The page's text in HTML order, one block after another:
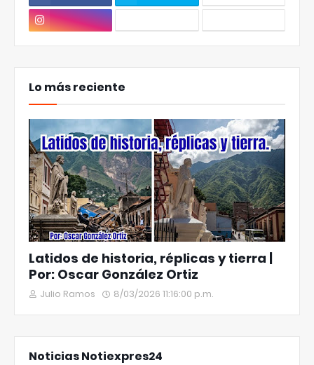
Lo más reciente
Latidos de historia, réplicas y tierra |
Por: Oscar González Ortiz
Julio Ramos 8/03/2026 11:16:00 p.m.
Noticias Notiexpres24